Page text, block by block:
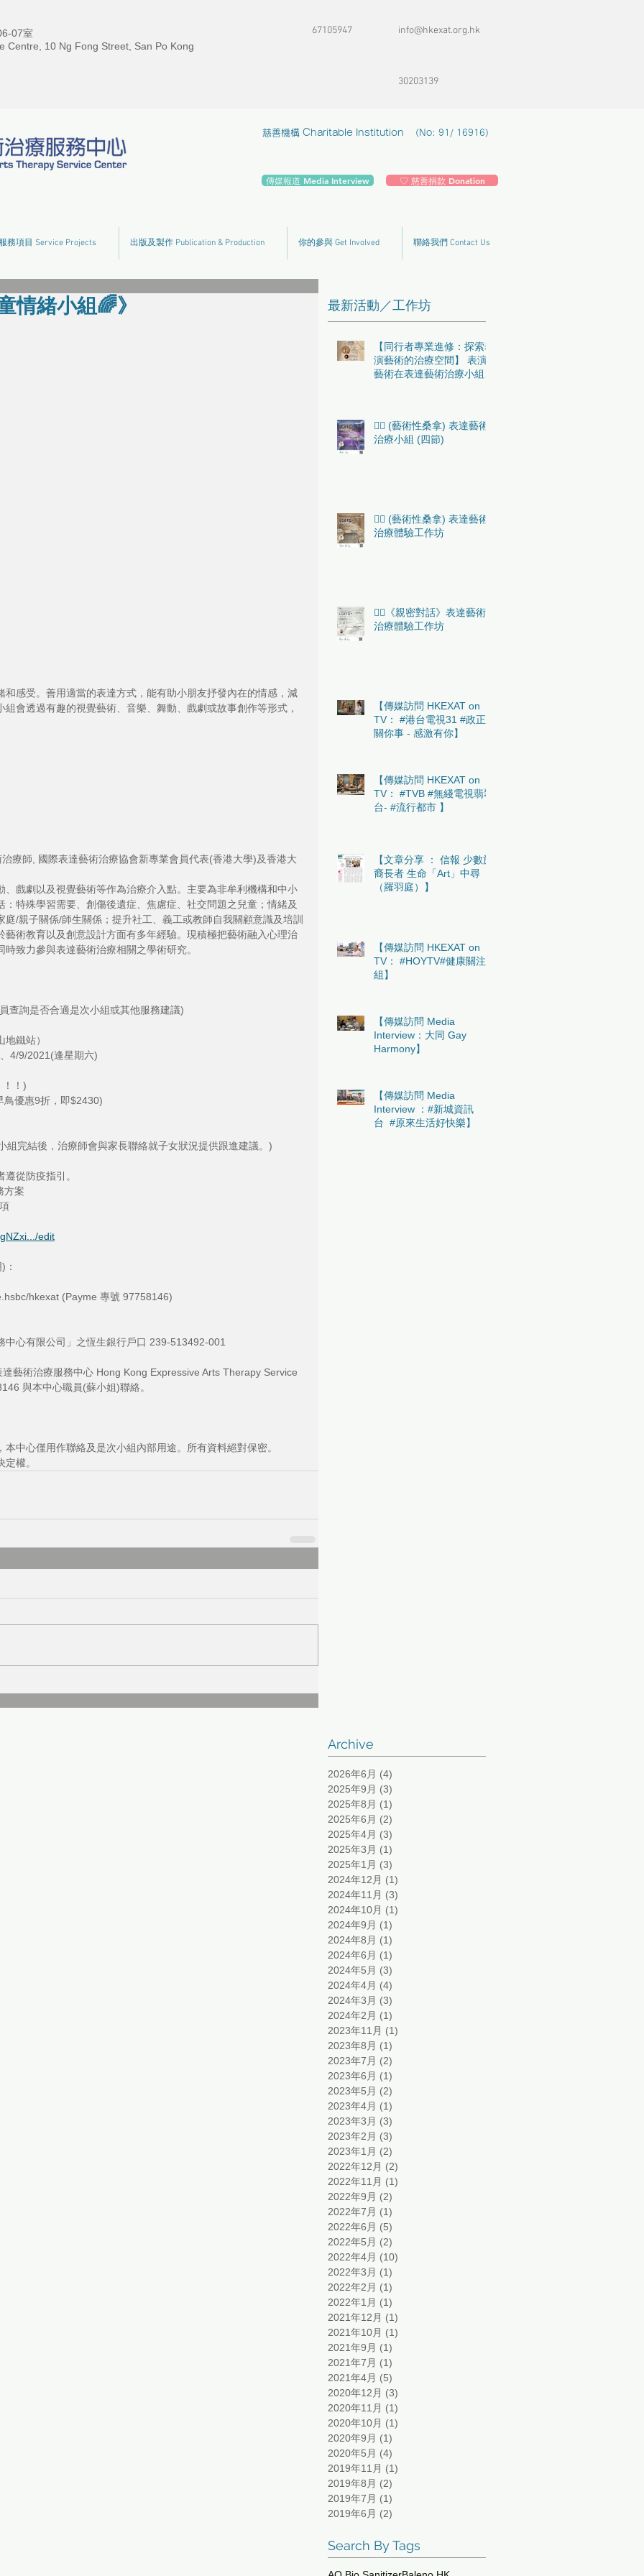
07室
Centre, 10 Ng Fong Street, San Po Kong
67105947 info@hkexat.org.hk
30203139
慈善機構 Charitable Institution (No: 91/ 16916)
傳媒報道 Media Interview ♡ 慈善捐款 Donation
務項目 Service Projects 出版及製作 Publication & Production 你的參與 Get Involved 聯絡我們 Contact Us
情緒小組🌈》
感受。善用適當的表達方式，能有助小朋友抒發內在的情感，減
會透過有趣的視覺藝術、音樂、舞動、戲劇或故事創作等形式，
療師, 國際表達藝術治療協會新專業會員代表(香港大學)及香港大
戲劇以及視覺藝術等作為治療介入點。主要為非牟利機構和中小
特殊學習需要、創傷後遺症、焦慮症、社交問題之兒童；情緒及
/親子關係/師生關係；提升社工、義工或教師自我關顧意識及培訓
術教育以及創意設計方面有多年經驗。現積極把藝術融入心理治
致力參與表達藝術治療相關之學術研究。
查詢是否合適是次小組或其他服務建議)
鐵站）
4/9/2021(逢星期六)
！！)
鳥優惠9折，即$2430)
組完結後，治療師會與家長聯絡就子女狀況提供跟進建議。)
從防疫指引。
方案
edit
hkexat (Payme 專號 97758146)
中心有限公司」之恆生銀行戶口 239-513492-001
藝術治療服務中心 Hong Kong Expressive Arts Therapy Service
與本中心職員(蘇小姐)聯絡。
中心僅用作聯絡及是次小組內部用途。所有資料絕對保密。
權。
最新活動／工作坊
【同行者專業進修：探索表
演藝術的治療空間】 表演
藝術在表達藝術治療小組中
🏳️‍🌈 (藝術性桑拿) 表達藝術
治療小組 (四節)
🏳️‍🌈 (藝術性桑拿) 表達藝術
治療體驗工作坊
🏳️‍🌈《親密對話》表達藝術
治療體驗工作坊
【傳媒訪問 HKEXAT on
TV： #港台電視31 #政正
關你事 - 感激有你】
【傳媒訪問 HKEXAT on
TV： #TVB #無綫電視翡翠
台- #流行都市 】
【文章分享 ： 信報 少數族
裔長者 生命「Art」中尋
（羅羽庭）】
【傳媒訪問 HKEXAT on
TV： #HOYTV#健康關注
組】
【傳媒訪問 Media
Interview：大同 Gay
Harmony】
【傳媒訪問 Media
Interview ：#新城資訊
台 #原來生活好快樂】
Archive
2026年6月 (4)
2025年9月 (3)
2025年8月 (1)
2025年6月 (2)
2025年4月 (3)
2025年3月 (1)
2025年1月 (3)
2024年12月 (1)
2024年11月 (3)
2024年10月 (1)
2024年9月 (1)
2024年8月 (1)
2024年6月 (1)
2024年5月 (3)
2024年4月 (4)
2024年3月 (3)
2024年2月 (1)
2023年11月 (1)
2023年8月 (1)
2023年7月 (2)
2023年6月 (1)
2023年5月 (2)
2023年4月 (1)
2023年3月 (3)
2023年2月 (3)
2023年1月 (2)
2022年12月 (2)
2022年11月 (1)
2022年9月 (2)
2022年7月 (1)
2022年6月 (5)
2022年5月 (2)
2022年4月 (10)
2022年3月 (1)
2022年2月 (1)
2022年1月 (1)
2021年12月 (1)
2021年10月 (1)
2021年9月 (1)
2021年7月 (1)
2021年4月 (5)
2020年12月 (3)
2020年11月 (1)
2020年10月 (1)
2020年9月 (1)
2020年5月 (4)
2019年11月 (1)
2019年8月 (2)
2019年7月 (1)
2019年6月 (2)
Search By Tags